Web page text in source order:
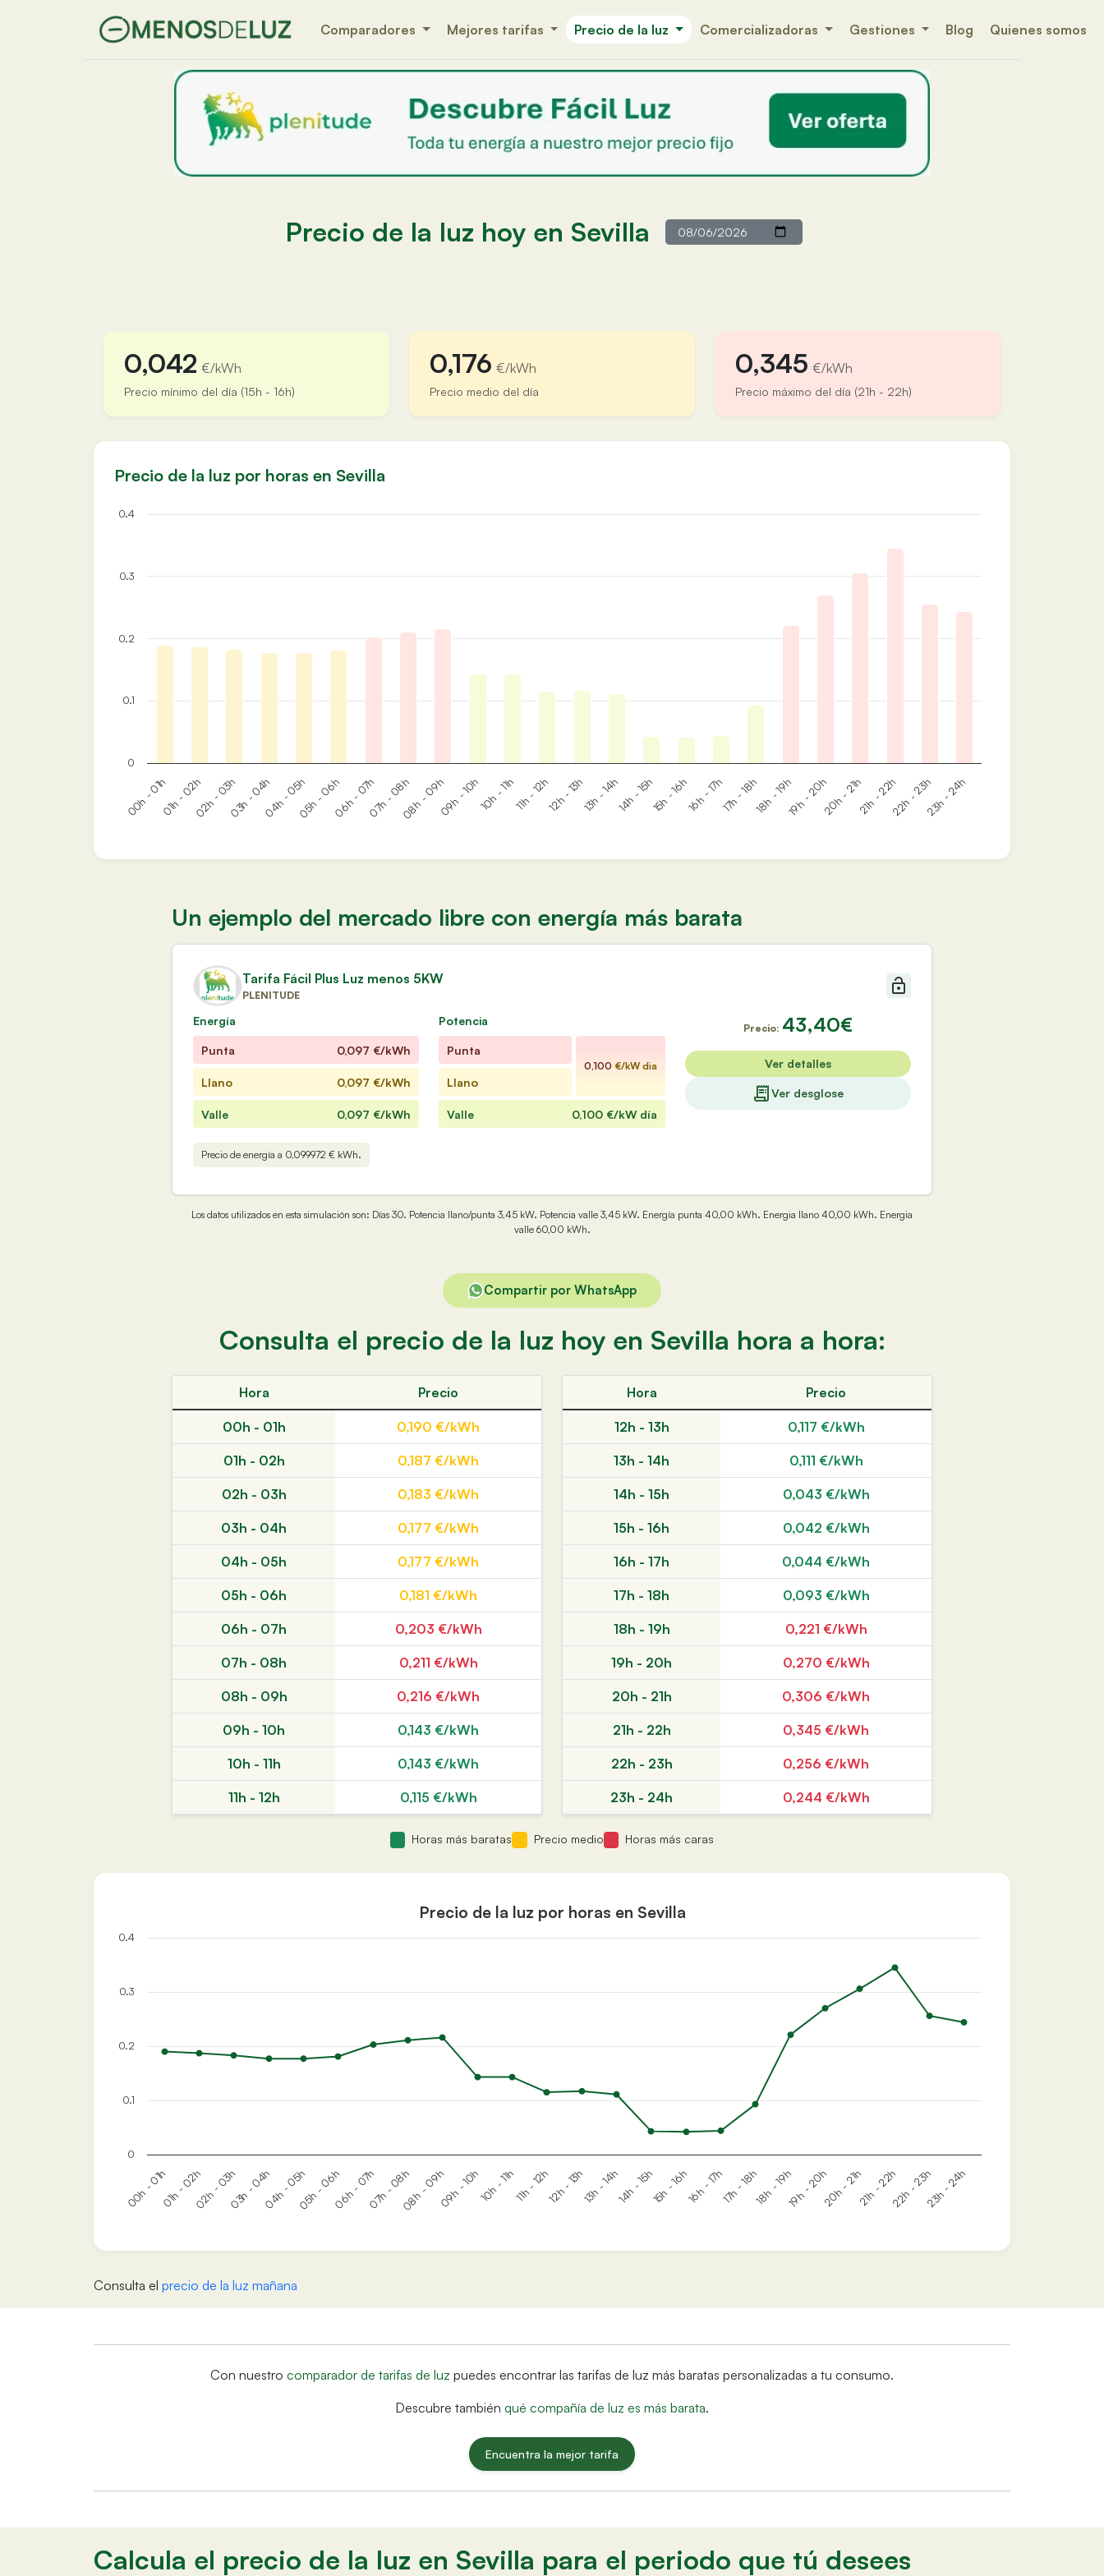
Comparadores Mejores tarifas Precio de la luz Comercializadoras Gestiones Blog Quienes somos
Precio de la luz hoy en Sevilla
0,042 €/kWh
Precio mínimo del día (15h - 16h)
0,176 €/kWh
Precio medio del día
0,345 €/kWh
Precio máximo del día (21h - 22h)
Precio de la luz por horas en Sevilla
00h - 01h01h - 02h02h - 03h03h - 04h04h - 05h05h - 06h06h - 07h07h - 08h08h - 09h09h - 10h10h - 11h11h - 12h12h - 13h13h - 14h14h - 15h15h - 16h16h - 17h17h - 18h18h - 19h19h - 20h20h - 21h21h - 22h22h - 23h23h - 24h
0
0.1
0.2
0.3
0.4
Un ejemplo del mercado libre con energía más barata
Tarifa Fácil Plus Luz menos 5KW
PLENITUDE
Energía
Punta 0,097 €/kWh
Llano 0,097 €/kWh
Valle 0,097 €/kWh
Potencia
Punta
Llano
0,100 €/kW dia
Valle 0,100 €/kW día
Precio: 43,40€
Ver detalles
Ver desglose
Precio de energía a 0,099972 € kWh.
Los datos utilizados en esta simulación son: Días 30. Potencia llano/punta 3,45 kW. Potencia valle 3,45 kW. Energía punta 40,00 kWh. Energia llano 40,00 kWh. Energia
valle 60,00 kWh.
Compartir por WhatsApp
Consulta el precio de la luz hoy en Sevilla hora a hora:
Hora Precio
00h - 01h 0,190 €/kWh
01h - 02h 0,187 €/kWh
02h - 03h 0,183 €/kWh
03h - 04h 0,177 €/kWh
04h - 05h 0,177 €/kWh
05h - 06h 0,181 €/kWh
06h - 07h 0,203 €/kWh
07h - 08h 0,211 €/kWh
08h - 09h 0,216 €/kWh
09h - 10h 0,143 €/kWh
10h - 11h 0,143 €/kWh
11h - 12h 0,115 €/kWh
Hora Precio
12h - 13h 0,117 €/kWh
13h - 14h 0,111 €/kWh
14h - 15h 0,043 €/kWh
15h - 16h 0,042 €/kWh
16h - 17h 0,044 €/kWh
17h - 18h 0,093 €/kWh
18h - 19h 0,221 €/kWh
19h - 20h 0,270 €/kWh
20h - 21h 0,306 €/kWh
21h - 22h 0,345 €/kWh
22h - 23h 0,256 €/kWh
23h - 24h 0,244 €/kWh
Horas más baratas Precio medio Horas más caras
Precio de la luz por horas en Sevilla
00h - 01h01h - 02h02h - 03h03h - 04h04h - 05h05h - 06h06h - 07h07h - 08h08h - 09h09h - 10h10h - 11h11h - 12h12h - 13h13h - 14h14h - 15h15h - 16h16h - 17h17h - 18h18h - 19h19h - 20h20h - 21h21h - 22h22h - 23h23h - 24h
0
0.1
0.2
0.3
0.4
Consulta el precio de la luz mañana
Con nuestro comparador de tarifas de luz puedes encontrar las tarifas de luz más baratas personalizadas a tu consumo.
Descubre también qué compañía de luz es más barata.
Encuentra la mejor tarifa
Calcula el precio de la luz en Sevilla para el periodo que tú desees